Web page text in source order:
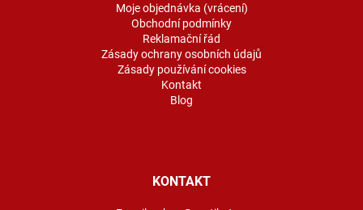
Moje objednávka (vrácení)
Obchodní podmínky
Reklamační řád
Zásady ochrany osobních údajů
Zásady používání cookies
Kontakt
Blog
KONTAKT